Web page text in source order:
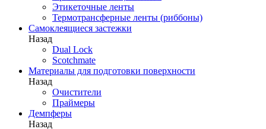
Этикеточные ленты
Термотрансферные ленты (риббоны)
Cамоклеящиеся застежки
Назад
Dual Lock
Scotchmate
Материалы для подготовки поверхности
Назад
Очистители
Праймеры
Демпферы
Назад